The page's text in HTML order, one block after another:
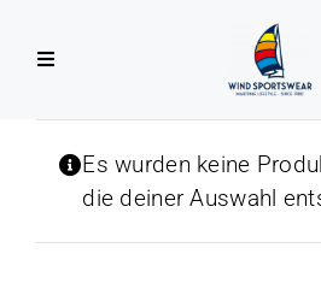
Inhalt
Toggle
Es wurden keine
die deiner Auswahl